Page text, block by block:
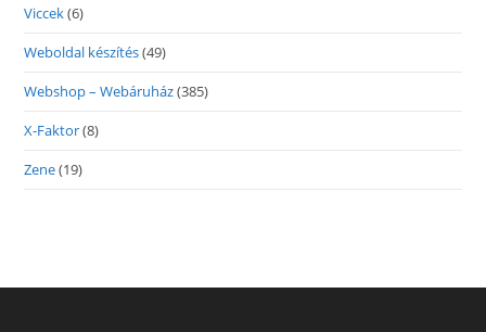
Viccek(6)
Weboldal készítés(49)
Webshop – Webáruház(385)
X-Faktor(8)
Zene(19)